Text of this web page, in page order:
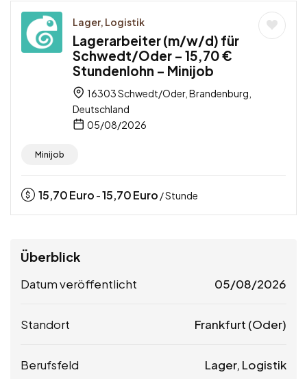
Lager, Logistik
Lagerarbeiter (m/w/d) für
Schwedt/Oder – 15,70 €
Stundenlohn – Minijob
16303 Schwedt/Oder, Brandenburg,
Deutschland
05/08/2026
Minijob
15,70Euro -15,70Euro / Stunde
Überblick
Datum veröffentlicht 05/08/2026
Standort Frankfurt (Oder)
Berufsfeld Lager, Logistik